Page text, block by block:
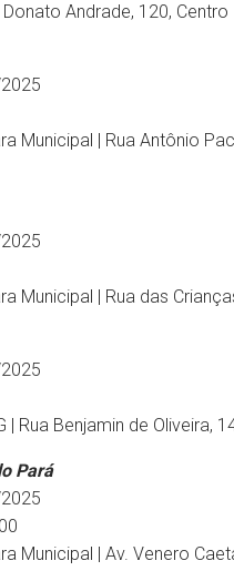
Donato Andrade, 120, Centro
Municipal | Rua Antônio
Municipal | Rua das
| Rua Benjamin de Oliveira,
Pará
Municipal | Av. Venero